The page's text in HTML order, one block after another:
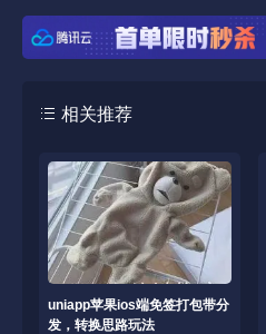
相关推荐
uniapp苹果ios端免签打包带分
发，转换思路玩法